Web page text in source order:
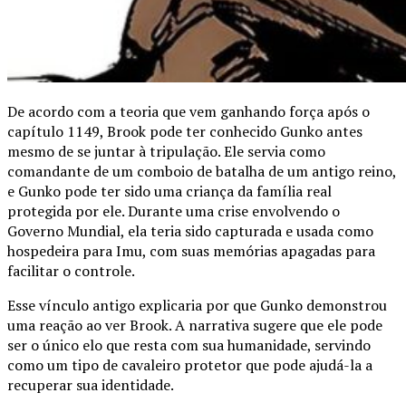
De acordo com a teoria que vem ganhando força após o
capítulo 1149, Brook pode ter conhecido Gunko antes
mesmo de se juntar à tripulação. Ele servia como
comandante de um comboio de batalha de um antigo reino,
e Gunko pode ter sido uma criança da família real
protegida por ele. Durante uma crise envolvendo o
Governo Mundial, ela teria sido capturada e usada como
hospedeira para Imu, com suas memórias apagadas para
facilitar o controle.
Esse vínculo antigo explicaria por que Gunko demonstrou
uma reação ao ver Brook. A narrativa sugere que ele pode
ser o único elo que resta com sua humanidade, servindo
como um tipo de cavaleiro protetor que pode ajudá-la a
recuperar sua identidade.